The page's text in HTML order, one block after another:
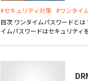
#セキュリティ対策 #ワンタイ
目次 ワンタイムパスワードと
イムパスワードはセキュリテ